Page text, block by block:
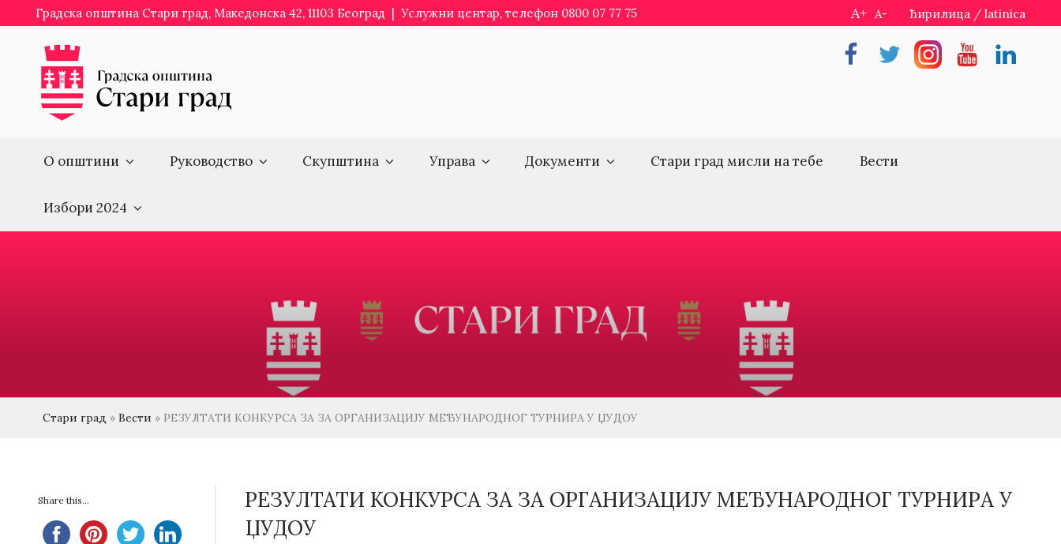
to
content
Градска општина Стари град, Македонска 42, 11103 Београд | Услужни центар, телефон 0800 07 77 75 A+ A- ћирилица / latinica
FacebookTwitterInstragramYoutubeLinkedin
О општини Руководство Скупштина Управа Документи Стари град мисли на тебе Вести
Избори 2024
Стари град » Вести » РЕЗУЛТАТИ КОНКУРСА ЗА ЗА ОРГАНИЗАЦИЈУ МЕЂУНАРОДНОГ ТУРНИРА У ЏУДОУ
Share this...
РЕЗУЛТАТИ КОНКУРСА ЗА ЗА ОРГАНИЗАЦИЈУ МЕЂУНАРОДНОГ ТУРНИРА У
ЏУДОУ